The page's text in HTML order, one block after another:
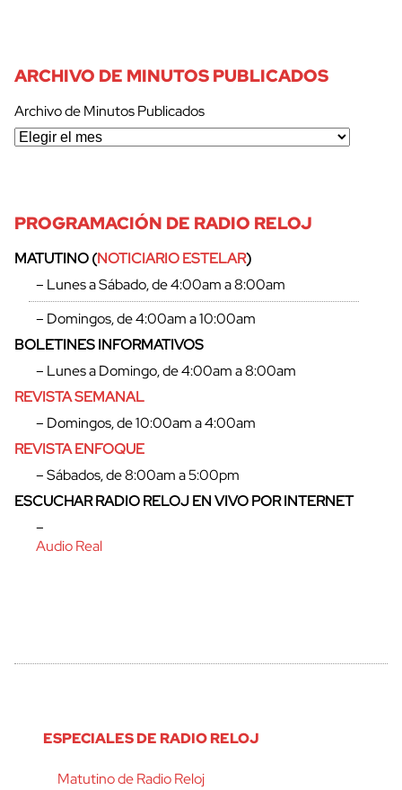
cerrar
ARCHIVO DE MINUTOS PUBLICADOS
Archivo de Minutos Publicados
PROGRAMACIÓN DE RADIO RELOJ
MATUTINO (NOTICIARIO ESTELAR)
– Lunes a Sábado, de 4:00am a 8:00am
– Domingos, de 4:00am a 10:00am
BOLETINES INFORMATIVOS
– Lunes a Domingo, de 4:00am a 8:00am
REVISTA SEMANAL
– Domingos, de 10:00am a 4:00am
REVISTA ENFOQUE
– Sábados, de 8:00am a 5:00pm
ESCUCHAR RADIO RELOJ EN VIVO POR INTERNET
–
Audio Real
ESPECIALES DE RADIO RELOJ
Matutino de Radio Reloj